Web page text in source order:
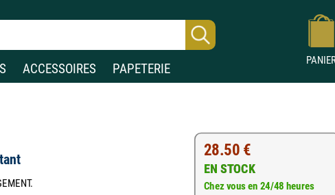
ACCESSOIRES PAPETERIE
28.50 €
EN STOCK
Chez vous en 24/48 heures